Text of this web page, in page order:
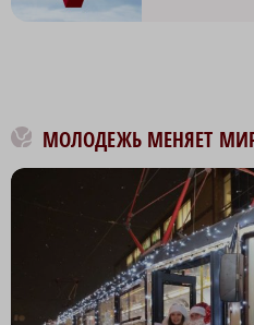
МОЛОДЕЖЬ МЕНЯЕТ